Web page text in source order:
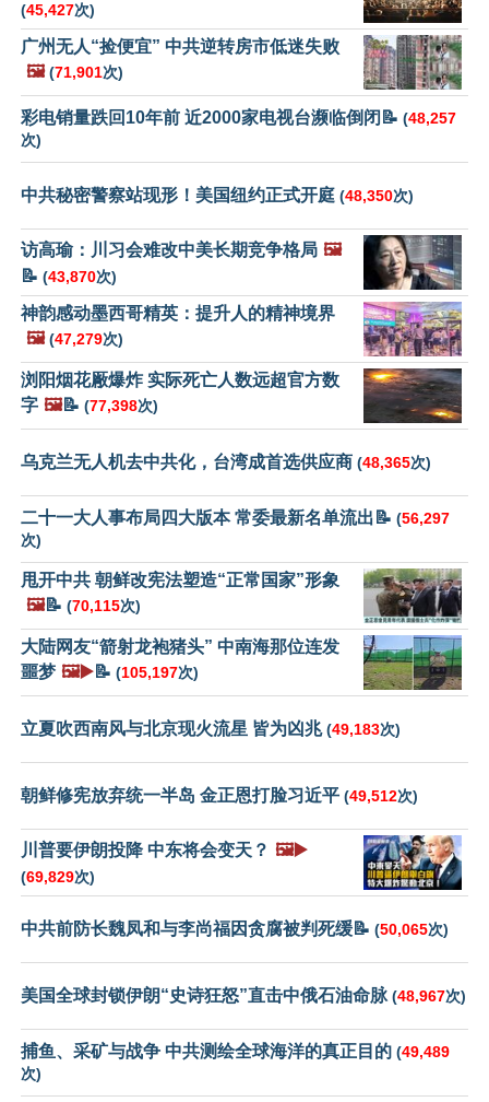
(45,427次)
广州无人“捡便宜” 中共逆转房市低迷失败
🖼️ (71,901次)
彩电销量跌回10年前 近2000家电视台濒临倒闭📝 (48,257
次)
中共秘密警察站现形！美国纽约正式开庭 (48,350次)
访高瑜：川习会难改中美长期竞争格局 🖼️
📝 (43,870次)
神韵感动墨西哥精英：提升人的精神境界
🖼️ (47,279次)
浏阳烟花厰爆炸 实际死亡人数远超官方数
字 🖼️📝 (77,398次)
乌克兰无人机去中共化，台湾成首选供应商 (48,365次)
二十一大人事布局四大版本 常委最新名单流出📝 (56,297
次)
甩开中共 朝鲜改宪法塑造“正常国家”形象
🖼️📝 (70,115次)
大陆网友“箭射龙袍猪头” 中南海那位连发
噩梦 🖼️▶️📝 (105,197次)
立夏吹西南风与北京现火流星 皆为凶兆(49,183次)
朝鲜修宪放弃统一半岛 金正恩打脸习近平 (49,512次)
川普要伊朗投降 中东将会变天？ 🖼️▶️
(69,829次)
中共前防长魏凤和与李尚福因贪腐被判死缓📝 (50,065次)
美国全球封锁伊朗“史诗狂怒”直击中俄石油命脉 (48,967次)
捕鱼、采矿与战争 中共测绘全球海洋的真正目的 (49,489
次)